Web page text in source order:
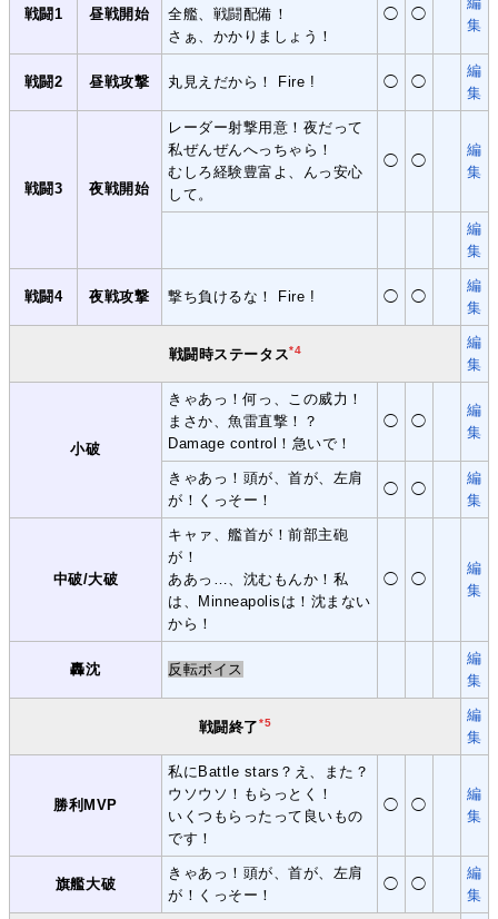
戦闘1 昼戦開始
全艦、戦闘配備！
さぁ、かかりましょう！
◯ ◯
集
戦闘2 昼戦攻撃 丸見えだから！ Fire ! ◯ ◯
編
集
戦闘3 夜戦開始
レーダー射撃用意！夜だって
私ぜんぜんへっちゃら！
むしろ経験豊富よ、んっ安心
して。
◯ ◯
編
集
編
集
戦闘4 夜戦攻撃 撃ち負けるな！ Fire ! ◯ ◯
編
集
戦闘時ステータス*4
編
集
小破
きゃあっ！何っ、この威力！
まさか、魚雷直撃！？
Damage control！急いで！
◯ ◯
編
集
きゃあっ！頭が、首が、左肩
が！くっそー！
◯ ◯
編
集
中破/大破
キャァ、艦首が！前部主砲
が！
ああっ…、沈むもんか！私
は、Minneapolisは！沈まない
から！
◯ ◯
編
集
轟沈 反転ボイス
編
集
戦闘終了*5
編
集
勝利MVP
私にBattle stars？え、また？
ウソウソ！もらっとく！
いくつもらったって良いもの
です！
◯ ◯
編
集
旗艦大破
きゃあっ！頭が、首が、左肩
が！くっそー！
◯ ◯
編
集